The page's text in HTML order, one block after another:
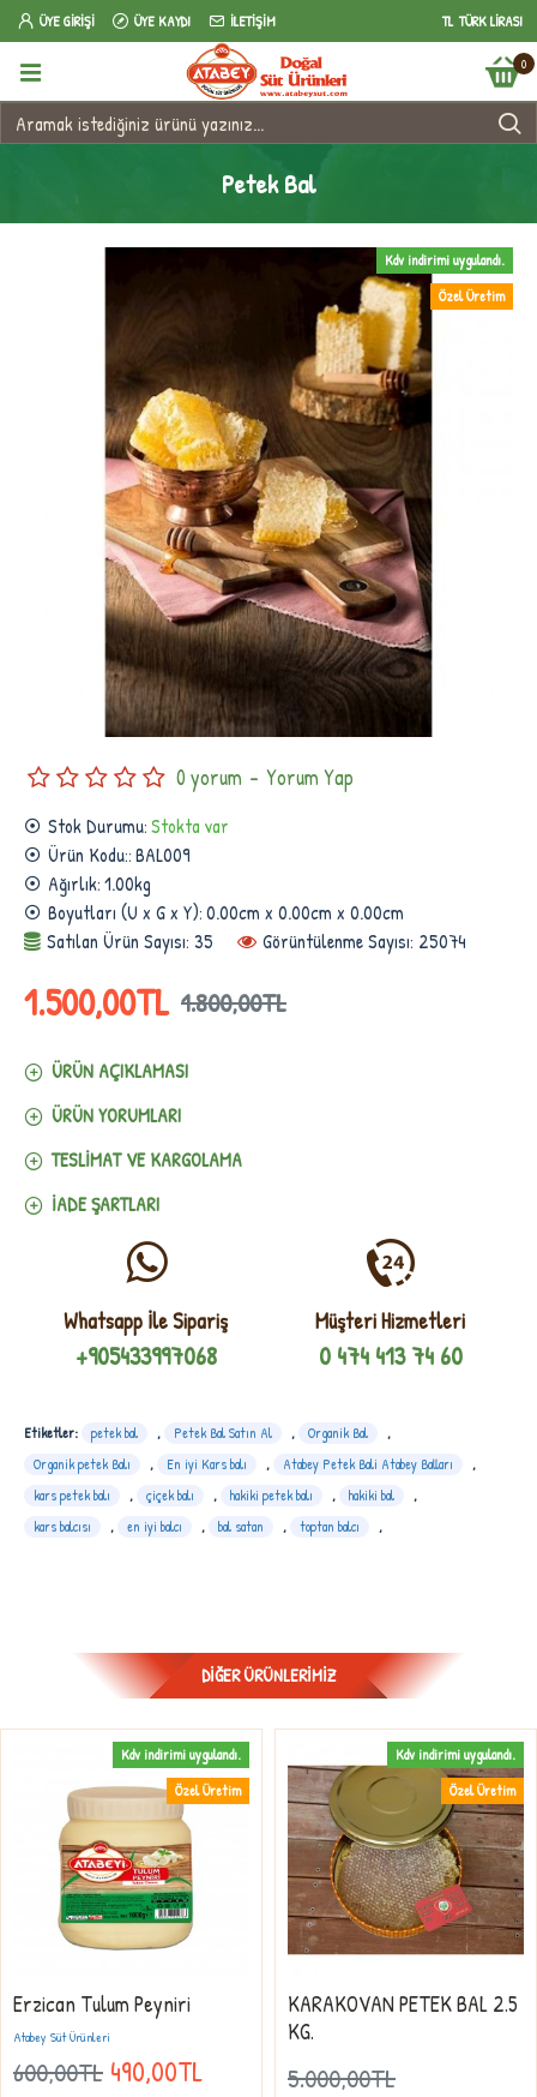
ÜYE GIRIŞI ÜYE KAYDI İLETIŞIM TL TÜRK LIRASI
0
Petek Bal
Özel Üretim
Kdv indirimi uygulandı.
Stok Durumu:Stokta var
Ürün Kodu::BAL009
Ağırlık:1.00kg
Boyutları (U x G x Y):0.00cm x 0.00cm x 0.00cm
Satılan Ürün Sayısı: 35
Görüntülenme Sayısı: 25074
0 yorum - Yorum Yap
1.800,00TL
1.500,00TL
Whatsapp İle Sipariş
+905433997068
Müşteri Hizmetleri
0 474 413 74 60
ÜRÜN AÇIKLAMASI
ÜRÜN YORUMLARI
TESLIMAT VE KARGOLAMA
İADE ŞARTLARI
Etiketler: petek bal , Petek Bal Satın Al , Organik Bal
,
Organik petek Balı
, En iyi Kars balı , Atabey Petek Bali Atabey Balları
,
kars petek balı
, çiçek balı , hakiki petek balı , hakiki bal
,
kars balcısı
, en iyi balcı , bal satan , toptan balcı ,
DIĞER ÜRÜNLERIMIZ
Özel Üretim
Kdv indirimi uygulandı.
Atabey Süt Ürünleri
Erzican Tulum Peyniri
600,00TL 490,00TL
Özel Üretim
Kdv indirimi uygulandı.
KARAKOVAN PETEK BAL 2.5
KG.
5.000,00TL